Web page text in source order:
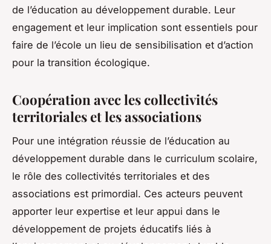
de l’éducation au développement durable. Leur
engagement et leur implication sont essentiels pour
faire de l’école un lieu de sensibilisation et d’action
pour la transition écologique.
Coopération avec les collectivités
territoriales et les associations
Pour une intégration réussie de l’éducation au
développement durable dans le curriculum scolaire,
le rôle des collectivités territoriales et des
associations est primordial. Ces acteurs peuvent
apporter leur expertise et leur appui dans le
développement de projets éducatifs liés à